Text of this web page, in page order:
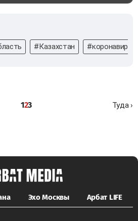
#Казахстан #коронавирус
123 Туда ›
Эхо Москвы Арбат LIFE